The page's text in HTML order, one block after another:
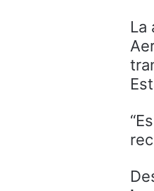
La